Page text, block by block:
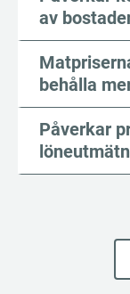
av
behålla
Påverkar